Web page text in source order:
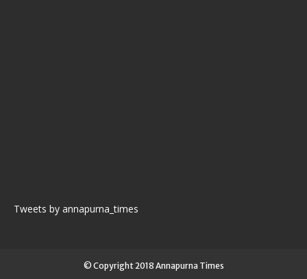
Tweets by annapurna_times
© Copyright 2018 Annapurna Times